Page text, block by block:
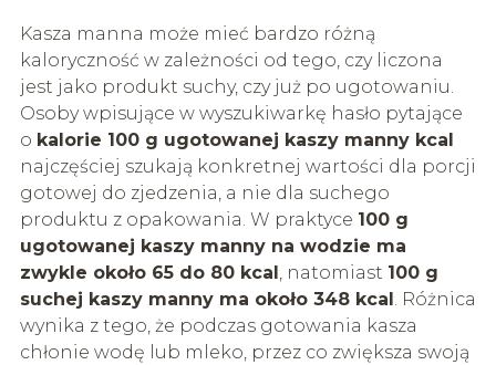
Kasza manna może mieć bardzo różną
kaloryczność w zależności od tego, czy liczona
jest jako produkt suchy, czy już po ugotowaniu.
Osoby wpisujące w wyszukiwarkę hasło pytające
o kalorie 100 g ugotowanej kaszy manny kcal
najczęściej szukają konkretnej wartości dla porcji
gotowej do zjedzenia, a nie dla suchego
produktu z opakowania. W praktyce 100 g
ugotowanej kaszy manny na wodzie ma
zwykle około 65 do 80 kcal, natomiast 100 g
suchej kaszy manny ma około 348 kcal. Różnica
wynika z tego, że podczas gotowania kasza
chłonie wodę lub mleko, przez co zwiększa swoją